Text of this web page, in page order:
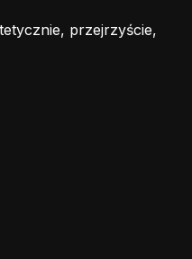
przejrzyście,